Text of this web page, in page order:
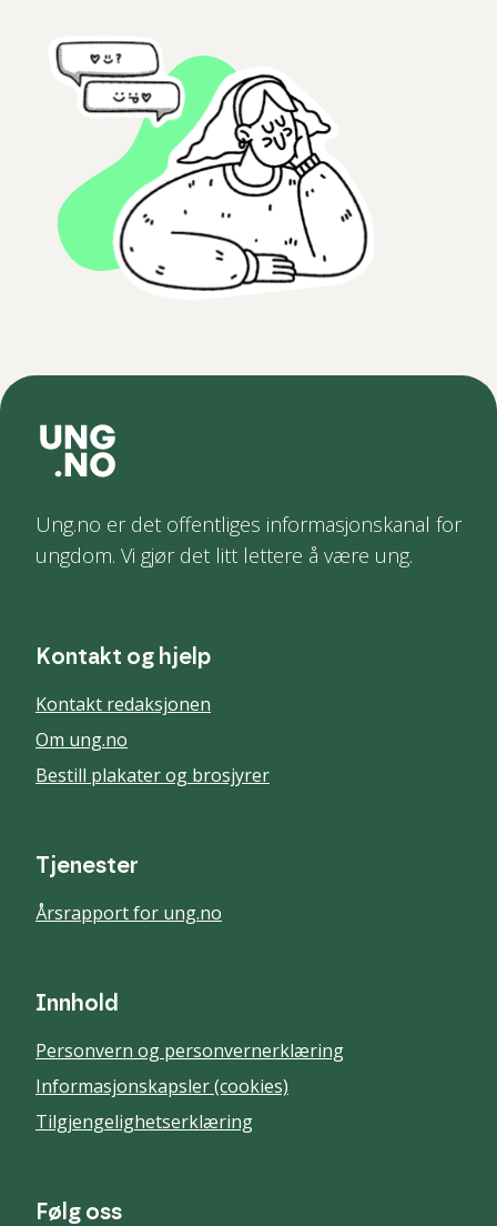
Ung.no er det offentliges informasjonskanal for
ungdom. Vi gjør det litt lettere å være ung.
Kontakt og hjelp
Kontakt redaksjonen
Om ung.no
Bestill plakater og brosjyrer
Tjenester
Årsrapport for ung.no
Innhold
Personvern og personvernerklæring
Informasjonskapsler (cookies)
Tilgjengelighetserklæring
Følg oss